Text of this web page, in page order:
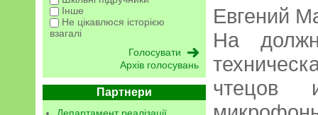
Інше
Не цікавлюся історією
взагалі
Архів голосувань
Партнери
Евгений
На
чтецов